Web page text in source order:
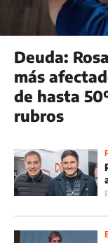
Deuda:
más
de hasta
rubros